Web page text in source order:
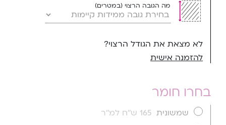
מה הגובה הרצוי (במטרים)
לא מצאת את הגודל הרצוי?
להזמנה אישית
בחרו חומר
שמשונית 165 ש''ח למ''ר